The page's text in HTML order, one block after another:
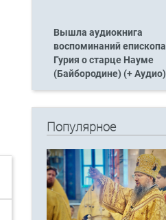
Вышла аудиокнига
воспоминаний епископа
Гурия о старце Науме
(Байбородине) (+ Аудио)
Популярное